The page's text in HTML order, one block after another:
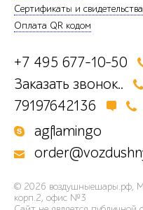
Сертификаты и свидетельства
Оплата QR кодом
+7 495 677-10-50
Заказать звонок..
79197642136
agflamingo
© 2026 воздушныешары.рф,
корп.2, офис №3